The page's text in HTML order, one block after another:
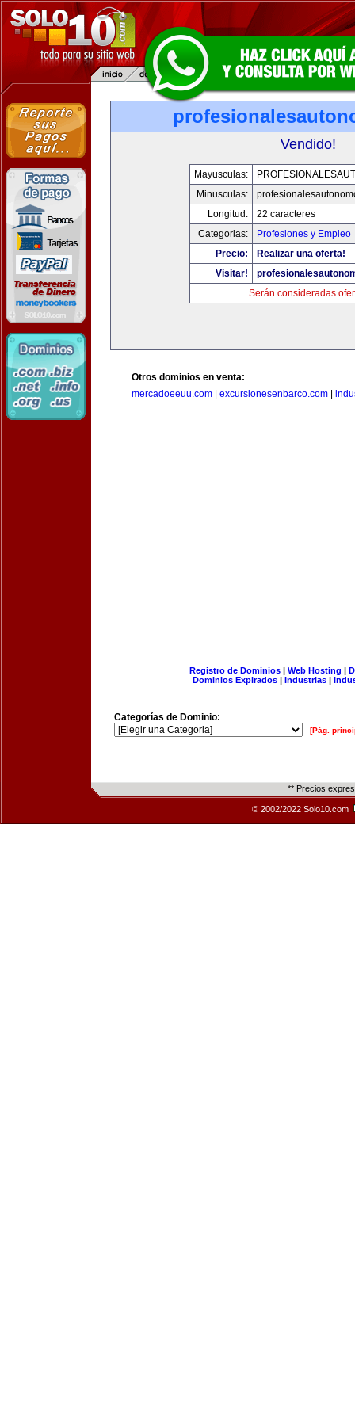
Vendido!
Mayusculas:
Minusculas:
Longitud:
22 caracteres
Categorias:
Profesiones y Empleo
Precio:
Realizar una oferta!
Visitar!
Serán consideradas
Otros dominios en venta:
mercadoeeuu.com
excursionesenbarco.com
Registro de Dominios| Web Hosting |
Dominios Expirados | Industrias |
Categorías de Dominio:
[Pág.
** Precios
© 2002/2022 Solo10.com